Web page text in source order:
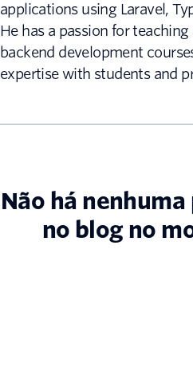
applications using Laravel,
He has a passion for
backend development
expertise with students and
Não há
no blog no